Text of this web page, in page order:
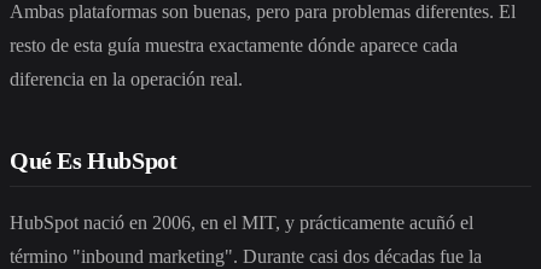
Ambas plataformas son buenas, pero para problemas diferentes. El
resto de esta guía muestra exactamente dónde aparece cada
diferencia en la operación real.
Qué Es HubSpot
HubSpot nació en 2006, en el MIT, y prácticamente acuñó el
término "inbound marketing". Durante casi dos décadas fue la